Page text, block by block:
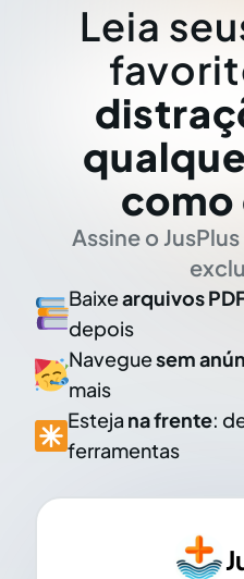
Leia
como
Assine o
Baixearquivos
depois
Naveguesem
mais
Esteja na frente:
ferramentas